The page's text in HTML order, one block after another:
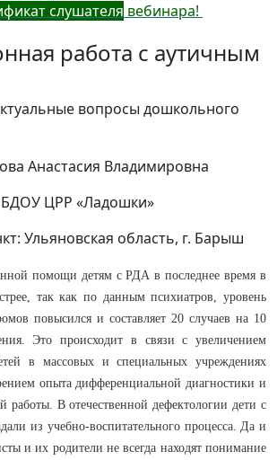
слушателя вебинара!
работа с аутичным
вопросы дошкольного
Анастасия Владимировна
ЦРР «Ладошки»
Ульяновская область, г. Барыш
помощи детям с РДА в последнее время в
так как по данным психиатров, уровень
повысился и составляет 20 случаев на 10
Это происходит в связи с увеличением
в массовых и специальных учреждениях
опыта дифференциальной диагностики и
работы. В отечественной дефектологии дети с
из учебно-воспитательного процесса. Да и
и их родители не всегда находят понимание